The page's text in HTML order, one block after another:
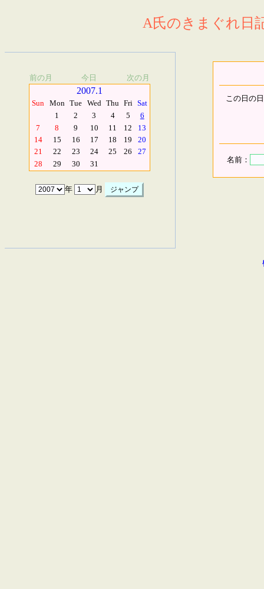
A氏のきまぐれ日
前の月 今日 次の月
2007.1
Sun Mon Tue Wed Thu Fri Sat
1
2 3 4 5
6
7
8 9 10 11 12
13
14
15 16 17 18 19
20
21
22 23 24 25 26
27
28
29 30 31
年 月
この日の
名前：